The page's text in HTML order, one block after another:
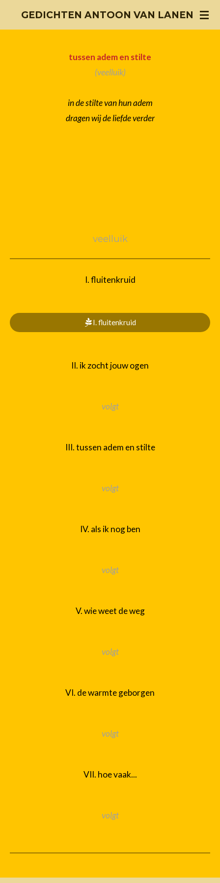
direct
GEDICHTEN ANTOON VAN LANEN
tussen adem en stilte
(veelluik)
in de stilte van hun adem
dragen wij de liefde verder
veelluik
I. fluitenkruid
I. fluitenkruid
II. ik zocht jouw ogen
volgt
III. tussen adem en stilte
volgt
IV. als ik nog ben
volgt
V. wie weet de weg
volgt
VI. de warmte geborgen
volgt
VII. hoe vaak...
volgt